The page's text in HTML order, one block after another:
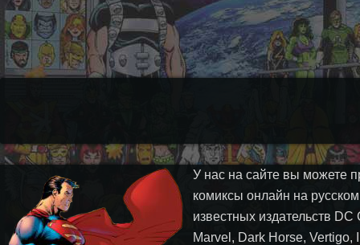
У нас на сайте вы можете
комиксы онлайн на
известных издательств DC
Marvel, Dark Horse, Vertigo,